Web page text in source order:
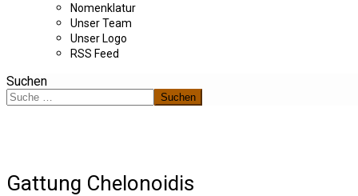
Nomenklatur
Unser Team
Unser Logo
RSS Feed
Suchen
Suchen
Gattung Chelonoidis